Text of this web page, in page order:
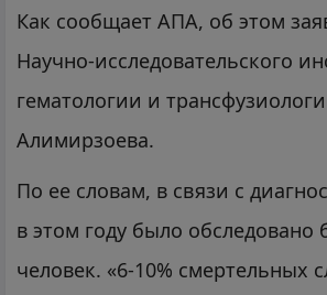
Как сообщает АПА, об этом
Научно-исследовательского
гематологии и
Алимирзоева.
По ее словам, в связи с
в этом году было обследовано
человек. «6-10% смертельных